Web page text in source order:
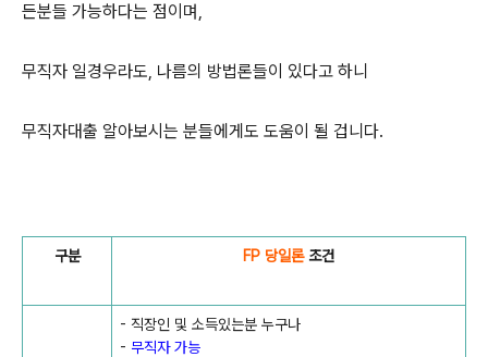
든분들 가능하다는 점이며,
무직자 일경우라도, 나름의 방법론들이 있다고 하니
무직자대출 알아보시는 분들에게도 도움이 될 겁니다.
구분 FP 당일론 조건
- 직장인 및 소득있는분 누구나
- 무직자 가능